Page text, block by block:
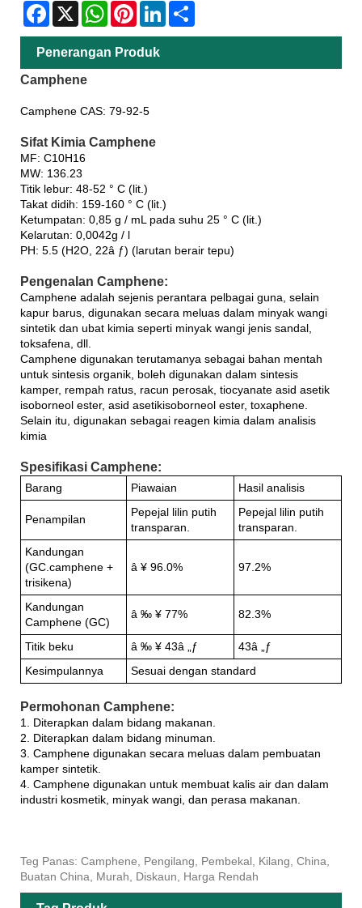
Facebook
X WhatsAppPinterestLinkedIn
Penerangan Produk
Camphene
Camphene CAS: 79-92-5
Sifat Kimia Camphene
MF: C10H16
MW: 136.23
Titik lebur: 48-52 ° C (lit.)
Takat didih: 159-160 ° C (lit.)
Ketumpatan: 0,85 g / mL pada suhu 25 ° C (lit.)
Kelarutan: 0,0042g / l
PH: 5.5 (H2O, 22â ƒ) (larutan berair tepu)
Pengenalan Camphene:
Camphene adalah sejenis perantara pelbagai guna, selain
kapur barus, digunakan secara meluas dalam minyak wangi
sintetik dan ubat kimia seperti minyak wangi jenis sandal,
toksafena, dll.
Camphene digunakan terutamanya sebagai bahan mentah
untuk sintesis organik, boleh digunakan dalam sintesis
kamper, rempah ratus, racun perosak, tiocyanate asid asetik
isoborneol ester, asid asetikisoborneol ester, toxaphene.
Selain itu, digunakan sebagai reagen kimia dalam analisis
kimia
Spesifikasi Camphene:
Barang Piawaian Hasil analisis
Penampilan
Pepejal lilin putih
transparan.
Pepejal lilin putih
transparan.
Kandungan
(GC.camphene +
trisikena)
â ¥ 96.0% 97.2%
Kandungan
Camphene (GC)
â ‰ ¥ 77% 82.3%
Titik beku â ‰ ¥ 43â „ƒ
43â „ƒ
Kesimpulannya
Sesuai dengan standard
Permohonan Camphene:
1. Diterapkan dalam bidang makanan.
2. Diterapkan dalam bidang minuman.
3. Camphene digunakan secara meluas dalam pembuatan
kamper sintetik.
4. Camphene digunakan untuk membuat kalis air dan dalam
industri kosmetik, minyak wangi, dan perasa makanan.
Teg Panas: Camphene, Pengilang, Pembekal, Kilang, China,
Buatan China, Murah, Diskaun, Harga Rendah